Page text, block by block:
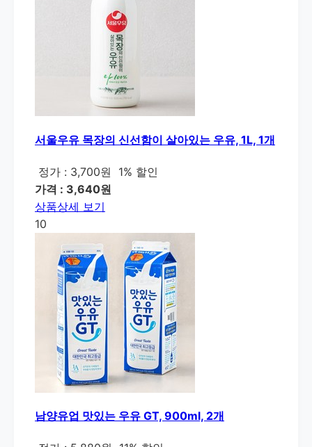
서울우유 목장의 신선함이 살아있는 우유, 1L, 1개
정가 : 3,700원
1% 할인
가격 : 3,640원
상품상세 보기
10
남양유업 맛있는 우유 GT, 900ml, 2개